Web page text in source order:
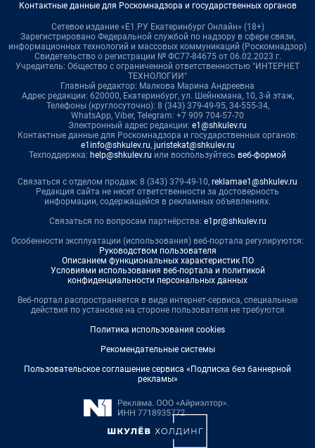
Контактные данные для Роскомнадзора и государственных органов
Сетевое издание «Е1.РУ Екатеринбург Онлайн» (18+)
Зарегистрировано Федеральной службой по надзору в сфере связи,
информационных технологий и массовых коммуникаций (Роскомнадзор)
Свидетельство о регистрации № ФС77-84675 от 06.02.2023 г.
Учредитель: Общество с ограниченной ответственностью "ИНТЕРНЕТ
ТЕХНОЛОГИИ"
Главный редактор: Малкова Марина Андреевна
Адрес редакции: 620000, Екатеринбург, ул. Шейнкмана, 10, 3-й этаж,
Телефоны (круглосуточно): 8 (343) 379-49-95, 34-555-34,
WhatsApp, Viber, Telegram: +7 909 704-57-70
Электронный адрес редакции: e1@shkulev.ru
Контактные данные для Роскомнадзора и государственных органов:
e1info@shkulev.ru, juristekat@shkulev.ru
Техподдержка: help@shkulev.ru или воспользуйтесь веб-формой
Связаться с отделом продаж: 8 (343) 379-49-10, reklamae1@shkulev.ru
Редакция сайта не несет ответственности за достоверность
информации, содержащейся в рекламных объявлениях.
Связаться по вопросам партнёрства: e1pr@shkulev.ru
Особенности эксплуатации (использования) веб-портала регулируются:
Руководством пользователя
Описанием функциональных характеристик ПО
Условиями использования веб-портала и политикой
конфиденциальности персональных данных
Веб-портал распространяется в виде интернет-сервиса, специальные
действия по установке на стороне пользователя не требуются
Политика использования cookies
Рекомендательные системы
Пользовательское соглашение сервиса «Подписка без баннерной
рекламы»